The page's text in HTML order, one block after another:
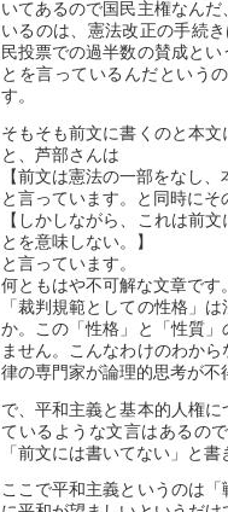
いてあるので国民主権なん
いるのは、憲法改正の手続
民投票での過半数の賛成と
とを言っているんだという
す。
そもそも前文に書くのと本
と、芦部さんは
【前文は憲法の一部をなし
と言っています。と同時にそ
【しかしながら、これは前
とを意味しない。】
と言っています。
何ともはや不可解な文章です
「裁判規範としての性格」
か。この「性格」と「性質
ません。こんなわけのわか
律の専門家が論理的思考が
で、平和主義と基本的人権
ているような文言はあるの
「前文には書いてない」と
ここで平和主義というのは